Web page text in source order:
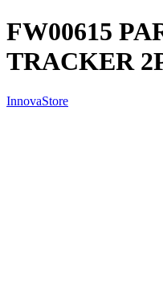
FW00615
TRACKER
InnovaStore